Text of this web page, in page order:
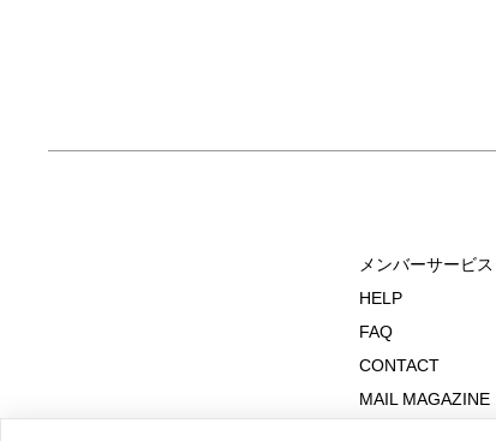
メンバーサービス
HELP
FAQ
CONTACT
MAIL MAGAZINE